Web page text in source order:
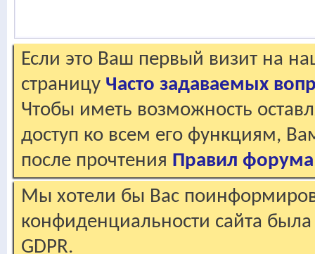
Если это Ваш первый визит на
страницу Часто задаваемых
Чтобы иметь возможность
доступ ко всем его функциям,
после прочтения Правил форума
Мы хотели бы Вас
конфиденциальности сайта
GDPR.